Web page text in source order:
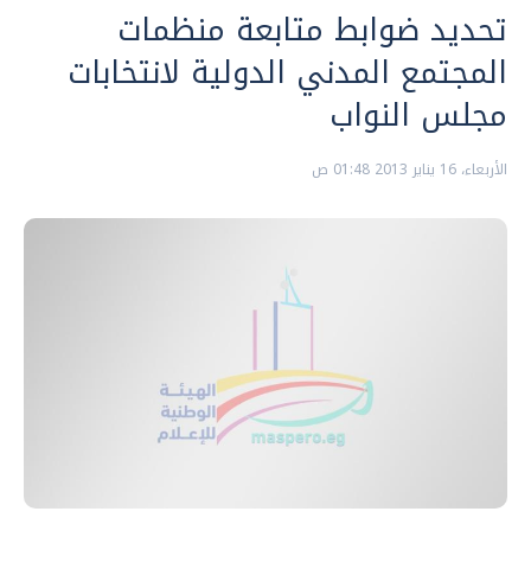
تحديد ضوابط متابعة منظمات
المجتمع المدني الدولية لانتخابات
مجلس النواب
الأربعاء، 16 يناير 2013 01:48 ص